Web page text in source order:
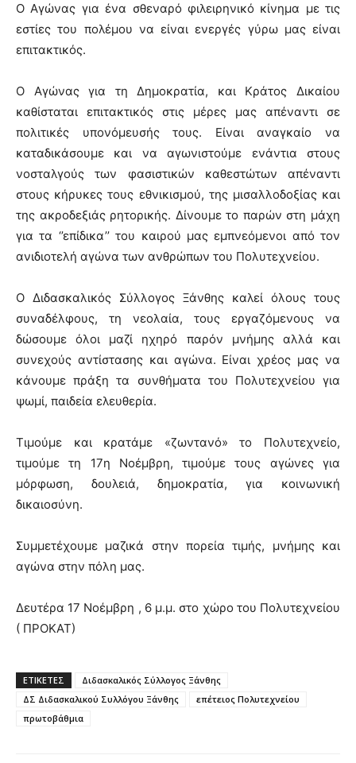
Ο Αγώνας για ένα σθεναρό φιλειρηνικό κίνημα με τις
εστίες του πολέμου να είναι ενεργές γύρω μας είναι
επιτακτικός.
Ο Αγώνας για τη Δημοκρατία, και Κράτος Δικαίου
καθίσταται επιτακτικός στις μέρες μας απέναντι σε
πολιτικές υπονόμευσής τους. Είναι αναγκαίο να
καταδικάσουμε και να αγωνιστούμε ενάντια στους
νοσταλγούς των φασιστικών καθεστώτων απέναντι
στους κήρυκες τους εθνικισμού, της μισαλλοδοξίας και
της ακροδεξιάς ρητορικής. Δίνουμε το παρών στη μάχη
για τα ‘’επίδικα’’ του καιρού μας εμπνεόμενοι από τον
ανιδιοτελή αγώνα των ανθρώπων του Πολυτεχνείου.
Ο Διδασκαλικός Σύλλογος Ξάνθης καλεί όλους τους
συναδέλφους, τη νεολαία, τους εργαζόμενους να
δώσουμε όλοι μαζί ηχηρό παρόν μνήμης αλλά και
συνεχούς αντίστασης και αγώνα. Είναι χρέος μας να
κάνουμε πράξη τα συνθήματα του Πολυτεχνείου για
ψωμί, παιδεία ελευθερία.
Τιμούμε και κρατάμε «ζωντανό» το Πολυτεχνείο,
τιμούμε τη 17η Νοέμβρη, τιμούμε τους αγώνες για
μόρφωση, δουλειά, δημοκρατία, για κοινωνική
δικαιοσύνη.
Συμμετέχουμε μαζικά στην πορεία τιμής, μνήμης και
αγώνα στην πόλη μας.
Δευτέρα 17 Νοέμβρη , 6 μ.μ. στο χώρο του Πολυτεχνείου
( ΠΡΟΚΑΤ)
ΕΤΙΚΕΤΕΣ
Διδασκαλικός Σύλλογος Ξάνθης
ΔΣ Διδασκαλικού Συλλόγου Ξάνθης
επέτειος Πολυτεχνείου
πρωτοβάθμια